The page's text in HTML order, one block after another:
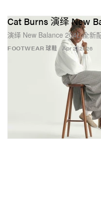
FOOTWEAR 球鞋
Cat Burns 演绎 New
演绎 New Balance 204L 全新
Apr 2, 2026